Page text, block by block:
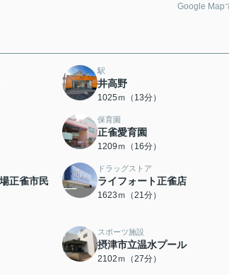
Google Map
駅
井高野
1025ｍ（13分）
保育園
正雀愛育園
1209ｍ（16分）
正雀市民
ドラッグストア
ライフォート正雀店
1623ｍ（21分）
スポーツ施設
摂津市立温水プール
2102ｍ（27分）